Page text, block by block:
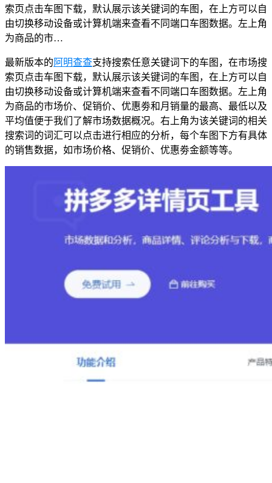
索页点击车图下载，默认展示该关键词的车图，在上方可以自
由切换移动设备或计算机端来查看不同端口车图数据。左上角
为商品的市…
最新版本的 阿明查查支持搜索任意关键词下的车图，在市场搜
索页点击车图下载，默认展示该关键词的车图，在上方可以自
由切换移动设备或计算机端来查看不同端口车图数据。左上角
为商品的市场价、促销价、优惠劵和月销量的最高、最低以及
平均值便于我们了解市场数据概况。右上角为该关键词的相关
搜索词的词汇可以点击进行相应的分析，每个车图下方有具体
的销售数据，如市场价格、促销价、优惠劵金额等等。